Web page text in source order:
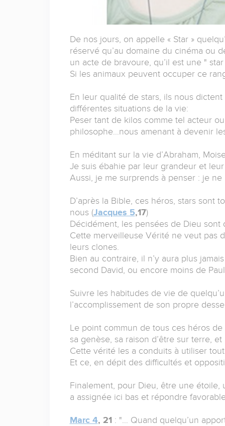
De nos jours, on appelle « Star »
réservé qu’au domaine du cinéma ou
un acte de bravoure, qu’il est une " star
Si les animaux peuvent occuper ce
En leur qualité de stars, ils nous
différentes situations de la vie:
Peser tant de kilos comme tel acteur
philosophe…nous amenant à devenir
En méditant sur la vie d’Abraham,
Je suis ébahie par leur grandeur et
Aussi, je me surprends à penser : je
D’après la Bible, ces héros, stars sont
nous (Jacques 5,17)
Décidément, les pensées de Dieu
Cette merveilleuse Vérité ne veut pas
leurs clones.
Bien au contraire, il n’y aura plus
second David, ou encore moins de
Suivre les habitudes de vie de
l’accomplissement de son propre
Le point commun de tous ces héros
sa genèse, sa raison d’être sur terre,
Cette vérité les a conduits à utiliser
Et ce, en dépit des difficultés et
Finalement, pour Dieu, être une étoile,
a assignée ici bas et répondre
Marc 4, 21 : "… Quand quelqu’un